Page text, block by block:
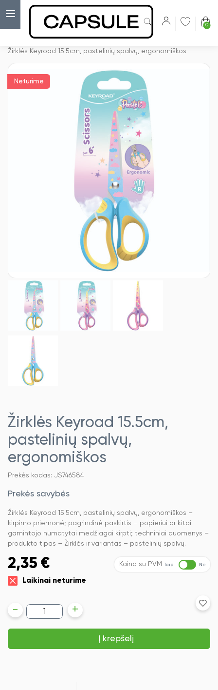
0
Žirklės Keyroad 15.5cm, pastelinių spalvų, ergonomiškos
Neturime
Žirklės Keyroad 15.5cm,
pastelinių spalvų,
ergonomiškos
Prekės kodas: JS746584
Prekės savybės
Žirklės Keyroad 15.5cm, pastelinių spalvų, ergonomiškos –
kirpimo priemonė; pagrindinė paskirtis – popieriui ar kitai
gamintojo numatytai medžiagai kirpti; techniniai duomenys –
produkto tipas – Žirklės ir variantas – pastelinių spalvų.
2,35 € Kaina su PVM Taip Ne
Laikinai neturime
produkto
kiekis:
Žirklės
Keyroad
pastelinių
- +
Į krepšelį